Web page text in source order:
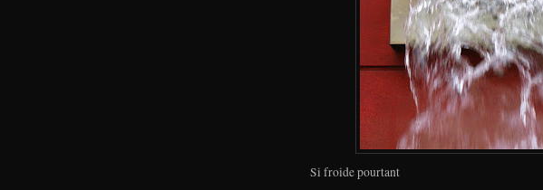
Si froide pourtant